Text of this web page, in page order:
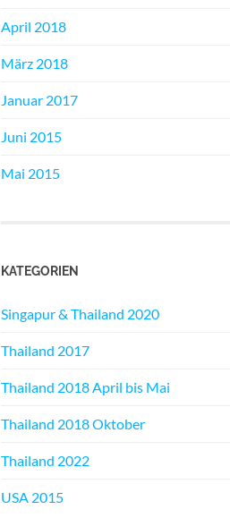
April 2018
März 2018
Januar 2017
Juni 2015
Mai 2015
KATEGORIEN
Singapur & Thailand 2020
Thailand 2017
Thailand 2018 April bis Mai
Thailand 2018 Oktober
Thailand 2022
USA 2015